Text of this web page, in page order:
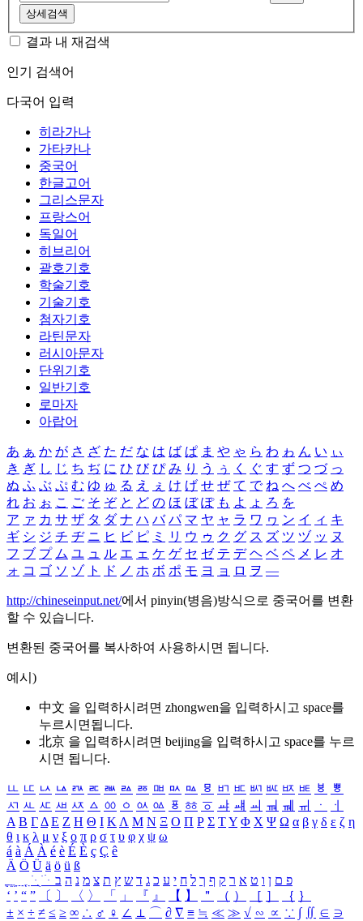
상세검색
결과 내 재검색
인기 검색어
다국어 입력
히라가나
가타카나
중국어
한글고어
그리스문자
프랑스어
독일어
히브리어
괄호기호
학술기호
기술기호
첨자기호
라틴문자
러시아문자
단위기호
일반기호
로마자
아랍어
あ ぁ か が さ ざ た だ な は ば ぱ ま や ゃ ら わ ゎ ん い ぃ
き ぎ し じ ち ぢ に ひ び ぴ み り う ぅ く ぐ す ず つ づ っ
ぬ ふ ぶ ぷ む ゆ ゅ る え ぇ け げ せ ぜ て で ね へ べ ぺ め
れ お ぉ こ ご そ ぞ と ど の ほ ぼ ぽ も よ ょ ろ を
ア ァ カ サ ザ タ ダ ナ ハ バ パ マ ヤ ャ ラ ワ ヮ ン イ ィ キ
ギ シ ジ チ ヂ ニ ヒ ビ ピ ミ リ ウ ゥ ク グ ス ズ ツ ヅ ッ ヌ
フ ブ プ ム ユ ュ ル エ ェ ケ ゲ セ ゼ テ デ ヘ ベ ペ メ レ オ
ォ コ ゴ ソ ゾ ト ド ノ ホ ボ ポ モ ヨ ョ ロ ヲ ―
http://chineseinput.net/에서 pinyin(병음)방식으로 중국어를 변환
할 수 있습니다.
변환된 중국어를 복사하여 사용하시면 됩니다.
예시)
中文 을 입력하시려면 zhongwen을 입력하시고 space를
누르시면됩니다.
北京 을 입력하시려면 beijing을 입력하시고 space를 누르
시면 됩니다.
ㅥ ㅦ ㅧ ㅨ ㅩ ㅪ ㅫ ㅬ ㅭ ㅮ ㅯ ㅰ ㅱ ㅲ ㅳ ㅴ ㅵ ㅶ ㅷ ㅸ
ㅹ
ㅺ ㅻ ㅼ ㅽ ㅾ ㅿ ㆀ ㆁ ㆂ ㆃ ㆄ ㆅ ㆆ ㆇ ㆈ ㆉ ㆊ ㆋ ㆌ ㆍ
ㆎ
Α Β ΓΔ Ε Ζ Η Θ Ι ΚΛ Μ Ν Ξ Ο Π Ρ Σ ΤΥ Φ Χ Ψ Ω α β γ δ ε ζ η
θ ι κ λ μ ν ξ ο π ρ σ τ υ φ χ ψ ω
á à Á À é è É È ç Ç ê
Ä Ö Ü ä ö ü ß
ִֶֹ ֻּ ׁׂ פ ם ן ו ט א ר ק ף ך ל ח י ע כ ג ד ש ץ ת צ מ נ ה ב
‘ ’ “ ” 〔 〕 〈 〉 「 」 『 』 【 】 ＂ （ ） ［ ］ ｛ ｝
± × ÷ ≠ ≤ ≥ ∞ ∴ ♂ ♀ ∠ ⊥ ⌒ ∂ ∇ ≡ ≒ ≪ ≫ √ ∽ ∝ ∵ ∫ ∬ ∈ ∋